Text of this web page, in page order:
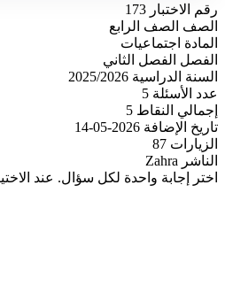
رقم الاختبار 173
الصف الصف الرابع
المادة اجتماعيات
الفصل الفصل الثاني
السنة الدراسية 2025/2026
عدد الأسئلة 5
إجمالي النقاط 5
تاريخ الإضافة 2026-05-14
الزيارات 87
الناشر Zahra
اختر إجابة واحدة لكل سؤال. عند